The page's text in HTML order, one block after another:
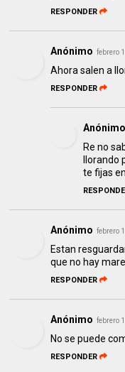
RESPONDER
Anónimo febrero
Ahora salen a
RESPONDER
Anónimo
Re no
llorando
te fijas
Anónimo febrero
Estan
que no hay
RESPONDER
Anónimo febrero
No se puede
RESPONDER